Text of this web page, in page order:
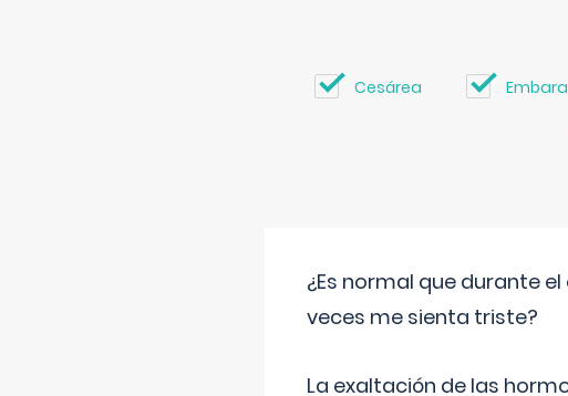
Cesárea
¿Es normal que durante
veces me sienta triste?
La exaltación de las